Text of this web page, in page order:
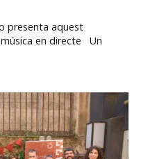
presenta aquest
en directe Un